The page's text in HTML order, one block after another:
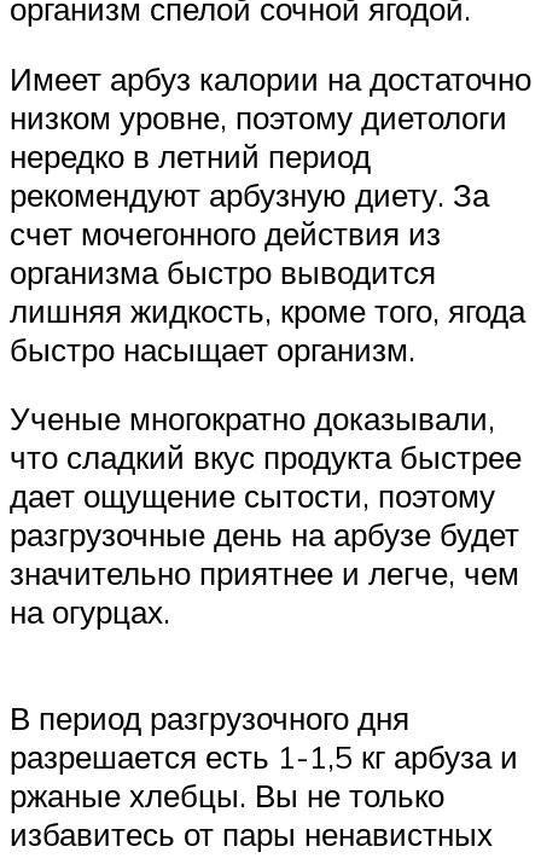
организм спелой сочной ягодой.
Имеет арбуз калории на достаточно
низком уровне, поэтому диетологи
нередко в летний период
рекомендуют арбузную диету. За
счет мочегонного действия из
организма быстро выводится
лишняя жидкость, кроме того, ягода
быстро насыщает организм.
Ученые многократно доказывали,
что сладкий вкус продукта быстрее
дает ощущение сытости, поэтому
разгрузочные день на арбузе будет
значительно приятнее и легче, чем
на огурцах.
В период разгрузочного дня
разрешается есть 1-1,5 кг арбуза и
ржаные хлебцы. Вы не только
избавитесь от пары ненавистных